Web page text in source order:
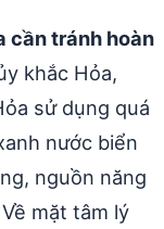
cần tránh hoàn
khắc Hỏa,
sử dụng quá
nước biển
nguồn năng
mặt tâm lý